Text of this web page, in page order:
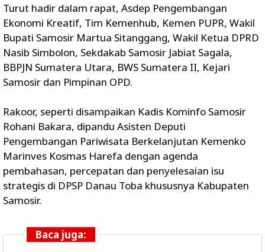
Turut hadir dalam rapat, Asdep Pengembangan
Ekonomi Kreatif, Tim Kemenhub, Kemen PUPR, Wakil
Bupati Samosir Martua Sitanggang, Wakil Ketua DPRD
Nasib Simbolon, Sekdakab Samosir Jabiat Sagala,
BBPJN Sumatera Utara, BWS Sumatera II, Kejari
Samosir dan Pimpinan OPD.
Rakoor, seperti disampaikan Kadis Kominfo Samosir
Rohani Bakara, dipandu Asisten Deputi
Pengembangan Pariwisata Berkelanjutan Kemenko
Marinves Kosmas Harefa dengan agenda
pembahasan, percepatan dan penyelesaian isu
strategis di DPSP Danau Toba khususnya Kabupaten
Samosir.
Baca juga: